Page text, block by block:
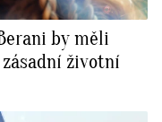
by měli
životní